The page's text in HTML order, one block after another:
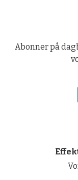
Abonner på